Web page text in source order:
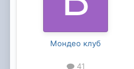
Мондео клуб
41